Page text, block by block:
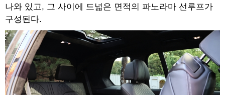
나와 있고, 그 사이에 드넓은 면적의 파노라마 선루프가
구성된다.